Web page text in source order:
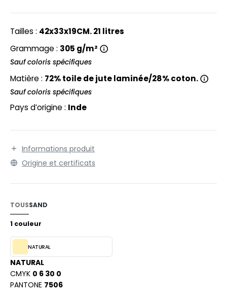
MODULABLES
DE MAISON
IN EUROPE
LABEL / TEAR AWAY
SHOPPING
VETEMENTS
HALES
ROW
OF THE LOOM
OF THE LOOM VINTAGE
- BLANKS
Tailles : 42x33x19CM. 21 litres
Grammage : 305 g/m²
Sauf coloris spécifiques
Matière : 72% toile de jute laminée/28% coton.
Sauf coloris spécifiques
Pays d’origine : Inde
Informations produit
Origine et certificats
TOUSSAND
1 couleur
NATURAL
NATURAL
CMYK 0 6 30 0
PANTONE 7506